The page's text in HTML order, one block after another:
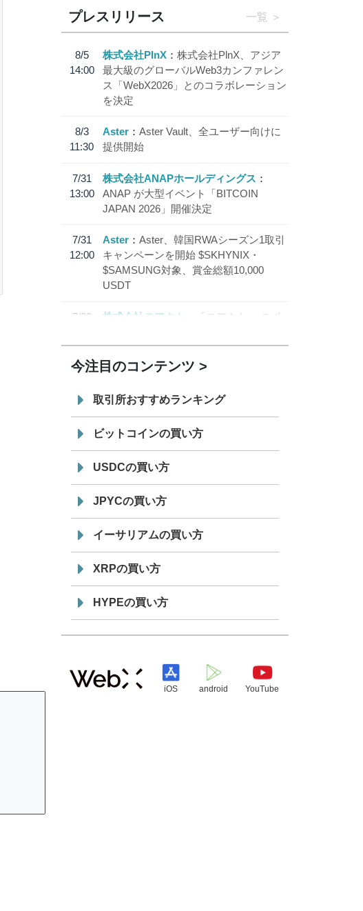
プレスリリース 一覧
8/5
14:00
株式会社PlnX
株式会社PlnX、アジア
最大級のグローバルWeb3カンファレン
ス「WebX2026」とのコラボレーション
を決定
8/3
11:30
Aster
Aster Vault、全ユーザー向けに
提供開始
7/31
13:00
株式会社ANAPホールディングス
ANAP が大型イベント「BITCOIN
JAPAN 2026」開催決定
7/31
12:00
Aster
Aster、韓国RWAシーズン1取引
キャンペーンを開始 $SKHYNIX・
$SAMSUNG対象、賞金総額10,000
USDT
7/30
株式会社モアクト
「モアクト」 のポ
「 JPYC」を追加
19:30
てステーブルコイン「JPYSC」徹底解
説セミナーを開催
今注目のコンテンツ
取引所おすすめランキング
ビットコインの買い方
USDCの買い方
JPYCの買い方
イーサリアムの買い方
XRPの買い方
HYPEの買い方
iOS android YouTube